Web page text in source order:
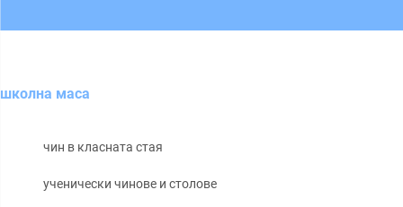
школна маса
чин в класната стая
ученически чинове и столове